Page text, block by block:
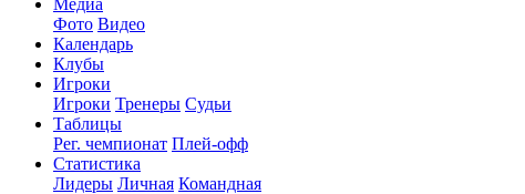
Медиа
Фото Видео
Календарь
Клубы
Игроки
Игроки Тренеры Судьи
Таблицы
Рег. чемпионат Плей-офф
Статистика
Лидеры Личная Командная